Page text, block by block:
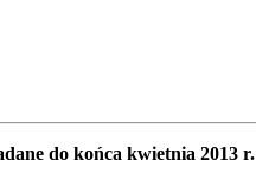
do końca kwietnia 2013 r.